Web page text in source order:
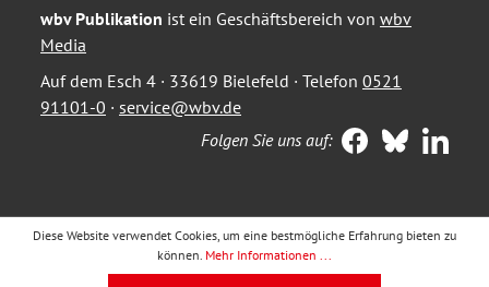
wbv Publikation ist ein Geschäftsbereich von wbv
Media
Auf dem Esch 4 · 33619 Bielefeld · Telefon 0521
91101-0 · service@wbv.de
Folgen Sie uns auf:
Diese Website verwendet Cookies, um eine bestmögliche Erfahrung bieten zu
können. Mehr Informationen ...